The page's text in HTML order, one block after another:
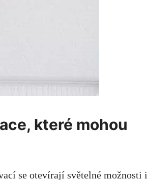
které mohou
se otevírají světelné možnosti i